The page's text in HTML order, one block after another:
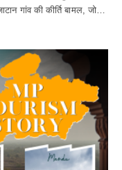
गांव की कीर्ति बामल, जो…